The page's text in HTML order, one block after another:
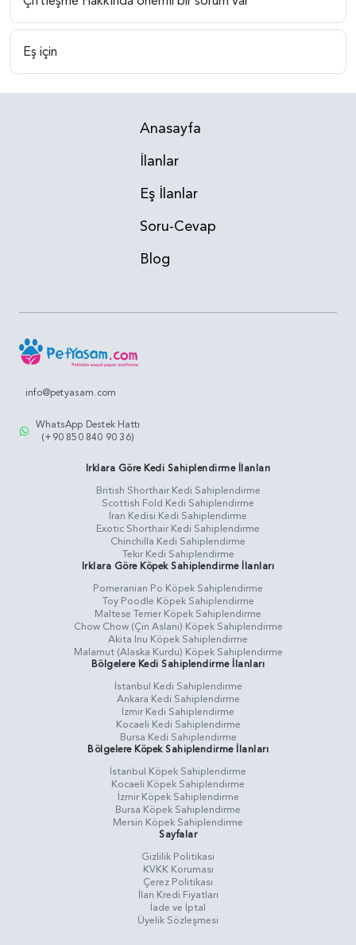
Eş için
Anasayfa
İlanlar
Eş İlanlar
Soru-Cevap
Blog
info@petyasam.com
WhatsApp Destek Hattı
(+90 850 840 90 36)
Irklara Göre Kedi Sahiplendirme İlanları
British Shorthair Kedi Sahiplendirme
Scottish Fold Kedi Sahiplendirme
İran Kedisi Kedi Sahiplendirme
Exotic Shorthair Kedi Sahiplendirme
Chinchilla Kedi Sahiplendirme
Tekir Kedi Sahiplendirme
Irklara Göre Köpek Sahiplendirme İlanları
Pomeranian Po Köpek Sahiplendirme
Toy Poodle Köpek Sahiplendirme
Maltese Terrier Köpek Sahiplendirme
Chow Chow (Çin Aslanı) Köpek Sahiplendirme
Akita Inu Köpek Sahiplendirme
Malamut (Alaska Kurdu) Köpek Sahiplendirme
Bölgelere Kedi Sahiplendirme İlanları
İstanbul Kedi Sahiplendirme
Ankara Kedi Sahiplendirme
İzmir Kedi Sahiplendirme
Kocaeli Kedi Sahiplendirme
Bursa Kedi Sahiplendirme
Bölgelere Köpek Sahiplendirme İlanları
İstanbul Köpek Sahiplendirme
Kocaeli Köpek Sahiplendirme
İzmir Köpek Sahiplendirme
Bursa Köpek Sahiplendirme
Mersin Köpek Sahiplendirme
Sayfalar
Gizlilik Politikasi
KVKK Koruması
Çerez Politikası
İlan Kredi Fiyatları
İade ve İptal
Üyelik Sözleşmesi